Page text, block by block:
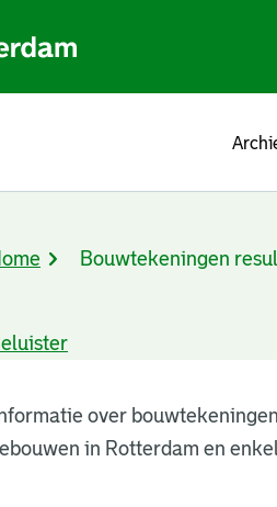
Bouwtekeningen
over
in Rotterdam en